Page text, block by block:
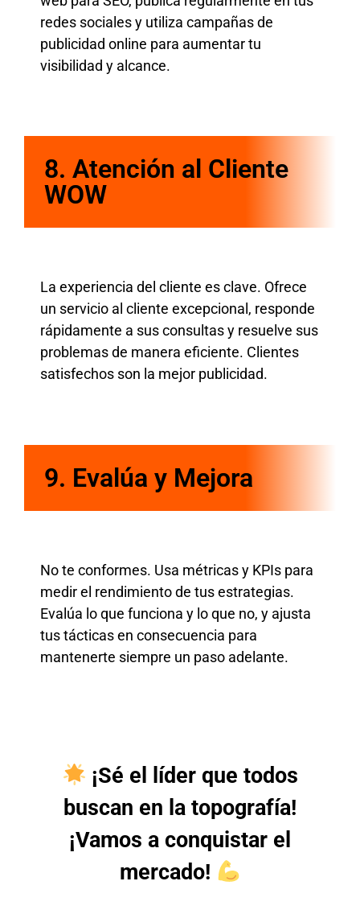
redes sociales y utiliza campañas de
publicidad online para aumentar tu
visibilidad y alcance.
8. Atención al Cliente
WOW
La experiencia del cliente es clave. Ofrece
un servicio al cliente excepcional, responde
rápidamente a sus consultas y resuelve sus
problemas de manera eficiente. Clientes
satisfechos son la mejor publicidad.
9. Evalúa y Mejora
No te conformes. Usa métricas y KPIs para
medir el rendimiento de tus estrategias.
Evalúa lo que funciona y lo que no, y ajusta
tus tácticas en consecuencia para
mantenerte siempre un paso adelante.
¡Sé el líder que todos
buscan en la topografía!
¡Vamos a conquistar el
mercado!